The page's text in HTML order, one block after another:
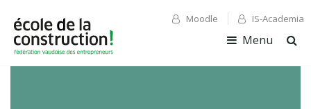
✕ Fermer
✕ Fermer
Moodle IS-Academia
Menu
la